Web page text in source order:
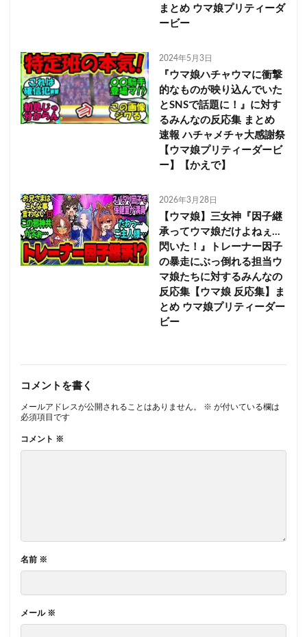
まとめ ウマ娘プリティーダ
ービー
2024年5月3日
『ウマ娘ハチャウマに衝撃
的なものが映り込んでいた
とSNSで話題に！』に対す
るみんなの反応集 まとめ
速報 ハチャメチャ大感謝祭
【ウマ娘プリティーダービ
ー】【かえで】
2026年3月28日
【ウマ娘】三女神『因子継
承ってウマ娘だけよねぇ…
閃いた！』トレーナー因子
の暴走にぶっ倒れる担当ウ
マ娘たちに対するみんなの
反応集【ウマ娘 反応集】ま
とめ ウマ娘プリティーダー
ビー
コメントを書く
メールアドレスが公開されることはありません。 ※ が付いている欄は
必須項目です
コメント ※
名前 ※
メール ※